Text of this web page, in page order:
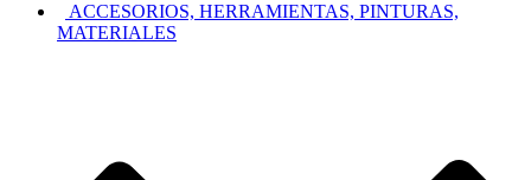
ACCESORIOS, HERRAMIENTAS, PINTURAS,
MATERIALES